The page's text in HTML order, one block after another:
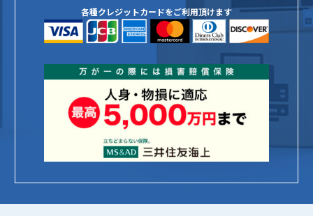
各種クレジットカードをご利用頂けます